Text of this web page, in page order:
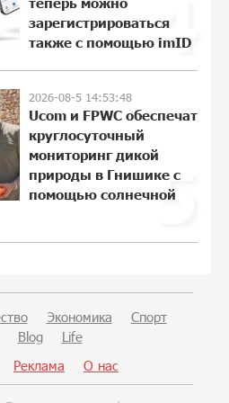
18:38:32 28-07-2026
Центр продаж и
Ucom открылся по
Шаумяна, 24/2 в Арарате
12:03:54 28-07-2026
Нагорный Карабах не был в
к президенту страны с
содействовать
армянских
4
зарегистрироваться
также с помощью imID
5
2026-08-5 14:53:48
Ucom и FPWC обеспечат
круглосуточный
мониторинг дикой
природы в Гнишике с
помощью солнечной
Экономика
Спорт
Blog
Life
Реклама О нас